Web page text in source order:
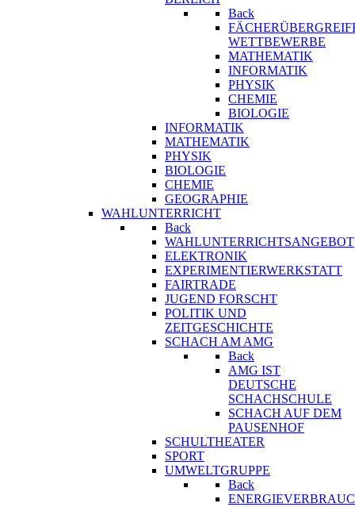
Back
WETTBEWERBE
MATHEMATIK
INFORMATIK
PHYSIK
CHEMIE
BIOLOGIE
INFORMATIK
MATHEMATIK
PHYSIK
BIOLOGIE
CHEMIE
GEOGRAPHIE
WAHLUNTERRICHT
Back
WAHLUNTERRICHTSANGEBOT
ELEKTRONIK
EXPERIMENTIERWERKSTATT
FAIRTRADE
JUGEND FORSCHT
POLITIK UND
ZEITGESCHICHTE
SCHACH AM AMG
Back
AMG IST
DEUTSCHE
SCHACHSCHULE
SCHACH AUF DEM
PAUSENHOF
SCHULTHEATER
SPORT
UMWELTGRUPPE
Back